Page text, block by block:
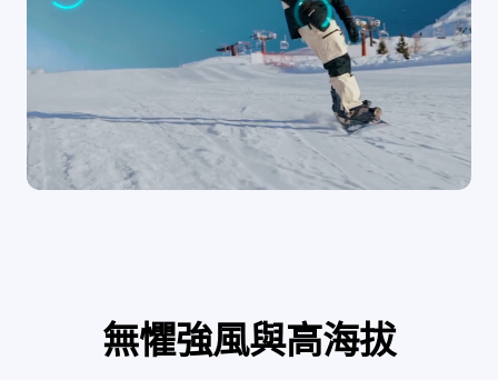
無懼強風與高海拔